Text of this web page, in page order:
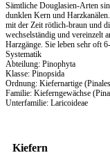
Sämtliche Douglasien-Arten
dunklen Kern und
mit der Zeit rötlich-braun und
wechselständig und vereinzelt
Harzgänge. Sie leben sehr oft
Systematik
Abteilung: Pinophyta
Klasse: Pinopsida
Ordnung: Kiefernartige
Familie: Kieferngewächse
Unterfamilie: Laricoideae
Kiefern